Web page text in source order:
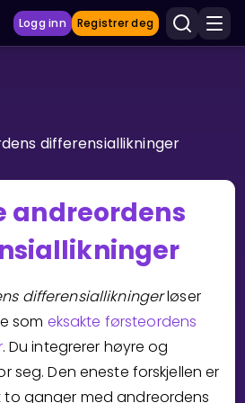
Logg inn Registrer deg
differensiallikninger
andreordens
differensiallikningerløser
som eksakte førsteordens
. Du integrerer høyre og
seg. Den eneste forskjellen er
ganger med andreordens